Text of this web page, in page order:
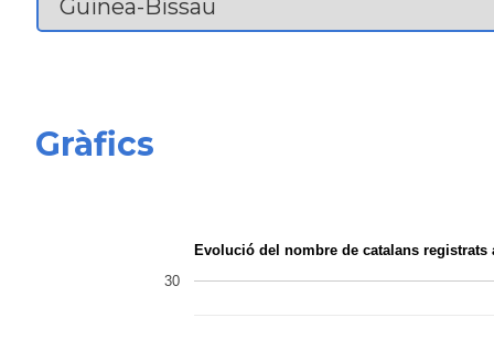
Gràfics
Evolució del nombre de catalans registrats
30